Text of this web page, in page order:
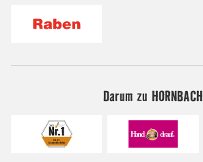
Darum zu HORNBACH